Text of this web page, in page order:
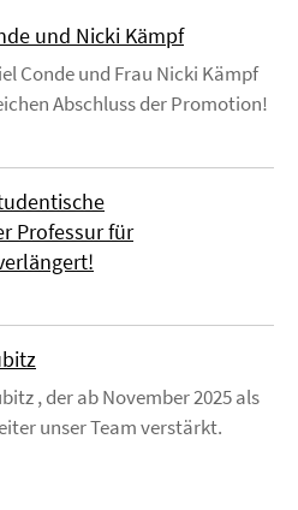
und Nicki Kämpf
Conde und Frau Nicki Kämpf
Abschluss der Promotion!
Professur für
, der ab November 2025 als
unser Team verstärkt.